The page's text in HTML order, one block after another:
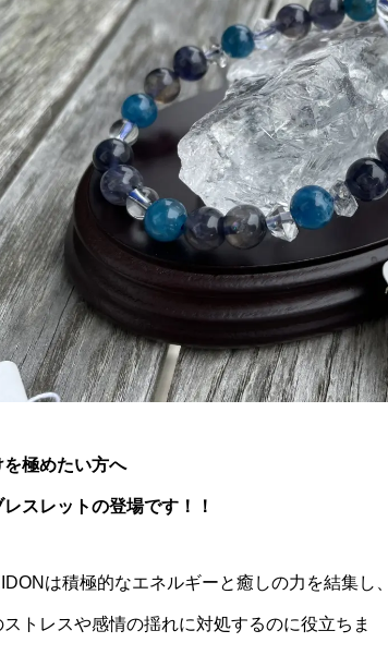
を極めたい方へ
スレットの登場です！！
は積極的なエネルギーと癒しの力を結集し、
ストレスや感情の揺れに対処するのに役立ちま